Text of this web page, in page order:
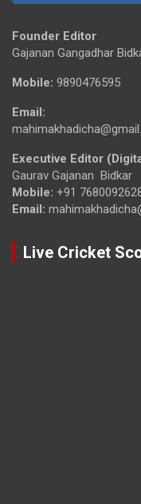
Founder Editor
Gajanan Gangadhar
Mobile: 9890476595
Email:
Executive Editor
Gaurav Gajanan Bidkar
Mobile: +91
Email:
Live Cricket